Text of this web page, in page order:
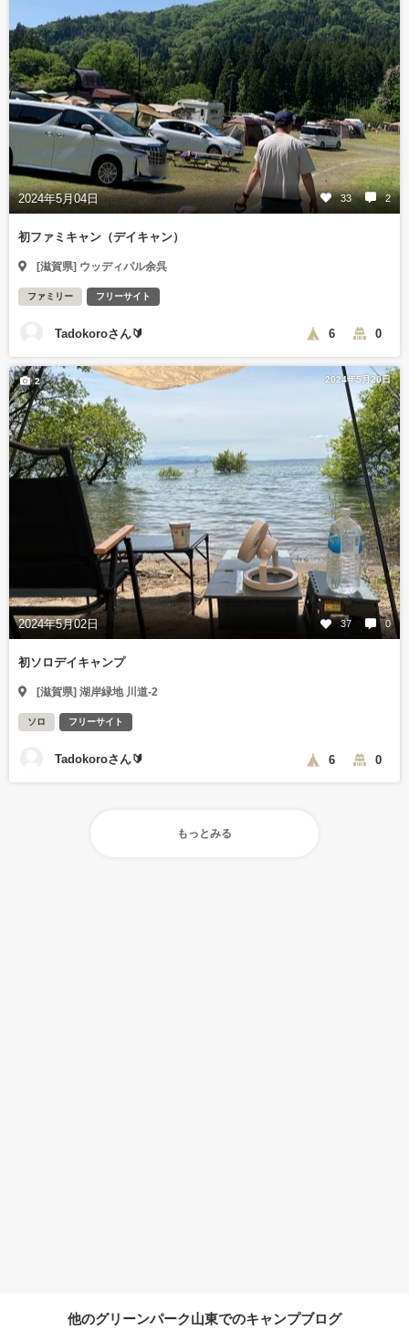
2024年5月04日 33 2
初ファミキャン（デイキャン）
[滋賀県] ウッディパル余呉
ファミリー フリーサイト
Tadokoroさん🔰 6 0
2024年5月20日
2024年5月02日 37 0
2
初ソロデイキャンプ
[滋賀県] 湖岸緑地 川道-2
ソロ フリーサイト
Tadokoroさん🔰 6 0
もっとみる
他のグリーンパーク山東でのキャンプブログ